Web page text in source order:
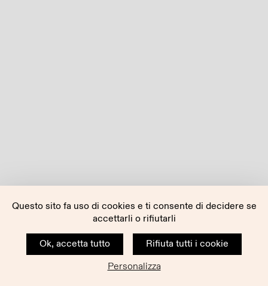
Questo sito fa uso di cookies e ti consente di decidere se
accettarli o rifiutarli
Ok, accetta tutto
Rifiuta tutti i cookie
Personalizza